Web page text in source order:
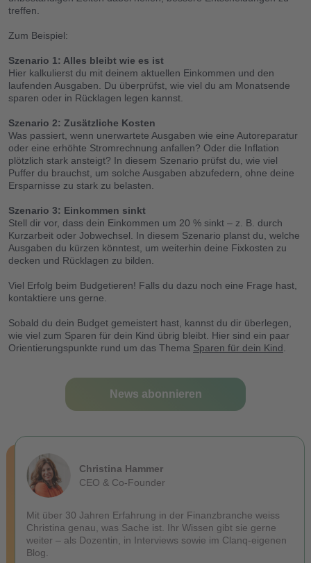
Tresor für die Zukunft
Empfehlungs-Programm
Kosten
Blog
Lade die App herunter
Hilfe
Kontakt
DE FR IT EN
treffen.
Zum Beispiel:
Szenario 1: Alles bleibt wie es ist
Hier kalkulierst du mit deinem aktuellen Einkommen und den
laufenden Ausgaben. Du überprüfst, wie viel du am Monatsende
sparen oder in Rücklagen legen kannst.
Szenario 2: Zusätzliche Kosten
Was passiert, wenn unerwartete Ausgaben wie eine Autoreparatur
oder eine erhöhte Stromrechnung anfallen? Oder die Inflation
plötzlich stark ansteigt? In diesem Szenario prüfst du, wie viel
Puffer du brauchst, um solche Ausgaben abzufedern, ohne deine
Ersparnisse zu stark zu belasten.
Szenario 3: Einkommen sinkt
Stell dir vor, dass dein Einkommen um 20 % sinkt – z. B. durch
Kurzarbeit oder Jobwechsel. In diesem Szenario planst du, welche
Ausgaben du kürzen könntest, um weiterhin deine Fixkosten zu
decken und Rücklagen zu bilden.
Viel Erfolg beim Budgetieren! Falls du dazu noch eine Frage hast,
kontaktiere uns gerne.
Sobald du dein Budget gemeistert hast, kannst du dir überlegen,
wie viel zum Sparen für dein Kind übrig bleibt. Hier sind ein paar
Orientierungspunkte rund um das Thema Sparen für dein Kind
News abonnieren
Christina Hammer
CEO & Co-Founder
Mit über 30 Jahren Erfahrung in der Finanzbranche weiss
Christina genau, was Sache ist. Ihr Wissen gibt sie gerne
weiter – als Dozentin, in Interviews sowie im Clanq-eigenen
Blog.